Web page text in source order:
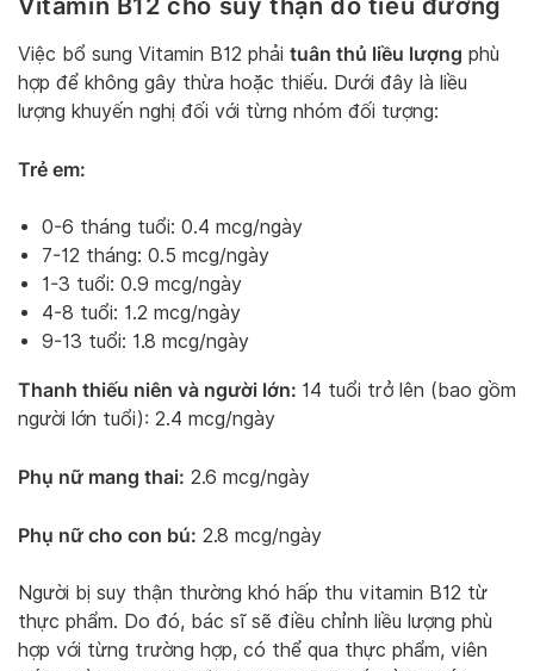
Vitamin B12 cho suy thận do tiểu đường
Việc bổ sung Vitamin B12 phải tuân thủ liều lượng phù
hợp để không gây thừa hoặc thiếu. Dưới đây là liều
lượng khuyến nghị đối với từng nhóm đối tượng:
Trẻ em:
0-6 tháng tuổi: 0.4 mcg/ngày
7-12 tháng: 0.5 mcg/ngày
1-3 tuổi: 0.9 mcg/ngày
4-8 tuổi: 1.2 mcg/ngày
9-13 tuổi: 1.8 mcg/ngày
Thanh thiếu niên và người lớn: 14 tuổi trở lên (bao gồm
người lớn tuổi): 2.4 mcg/ngày
Phụ nữ mang thai: 2.6 mcg/ngày
Phụ nữ cho con bú: 2.8 mcg/ngày
Người bị suy thận thường khó hấp thu vitamin B12 từ
thực phẩm. Do đó, bác sĩ sẽ điều chỉnh liều lượng phù
hợp với từng trường hợp, có thể qua thực phẩm, viên